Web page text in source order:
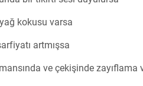
kokusu varsa
artmışsa
ve çekişinde zayıflama